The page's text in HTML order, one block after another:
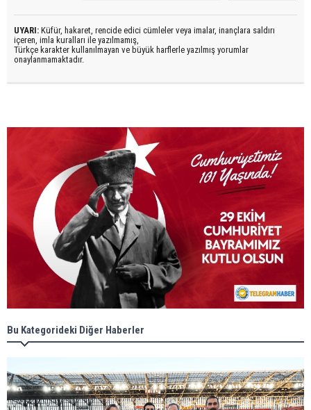
UYARI: Küfür, hakaret, rencide edici cümleler veya imalar, inançlara saldırı
içeren, imla kuralları ile yazılmamış,
Türkçe karakter kullanılmayan ve büyük harflerle yazılmış yorumlar
onaylanmamaktadır.
Bu Kategorideki Diğer Haberler